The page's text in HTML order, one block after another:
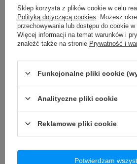
Specyfikacja:
Symbol 9585
Gwarancja
Pojemność 2330
TO MOŻE CIĘ
Szybka Szkło Wyświetlacza
14,90 zł / szt.
Sklep korzysta z plików cookie w celu
Polityką dotyczącą cookies . Możesz
przechowywania lub dostępu do cookie w
Więcej informacji na temat warunków i
znaleźć także na stronie Prywatność i
Funkcjonalne pliki cookie
Analityczne pliki cookie
Reklamowe pliki cookie
Potwierdzam